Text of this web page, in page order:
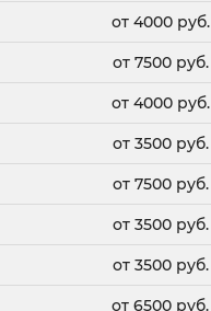
от 4000 руб.
от 7500 руб.
от 4000 руб.
от 3500 руб.
от 7500 руб.
от 3500 руб.
от 3500 руб.
от 6500 руб.